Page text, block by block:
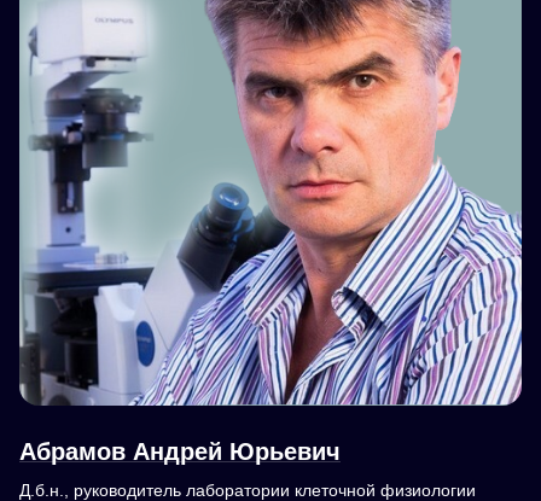
Абрамов Андрей Юрьевич
Д.б.н., руководитель лаборатории клеточной физиологии